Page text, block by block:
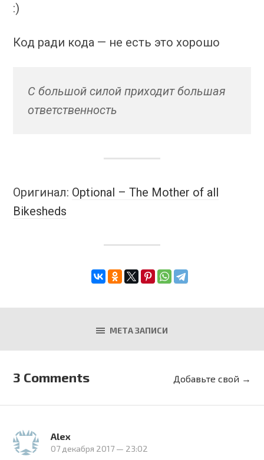
:)
Код ради кода — не есть это хорошо
С большойсилой приходитбольшая
ответственность
Оригинал: Optional – The Mother of all
Bikesheds
МЕТА ЗАПИСИ
3 Comments Добавьте свой →
Alex
07 декабря 2017 — 23:02